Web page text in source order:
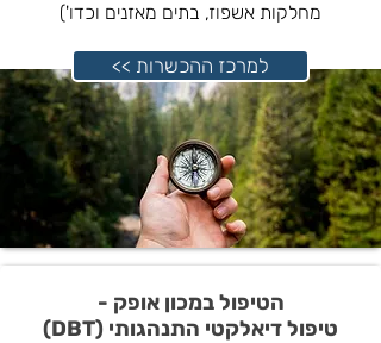
מחלקות אשפוז, בתים מאזנים וכדו')
<< למרכז ההכשרות
הטיפול במכון אופק -
טיפול דיאלקטי התנהגותי (DBT)